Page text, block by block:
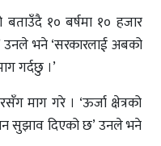
बताउँदै १० बर्षमा १० हजार
उनले भने ‘सरकारलाई अबको
गर्दछु ।’
माग गरे । ‘ऊर्जा क्षेत्रको
सुझाव दिएको छ’ उनले भने